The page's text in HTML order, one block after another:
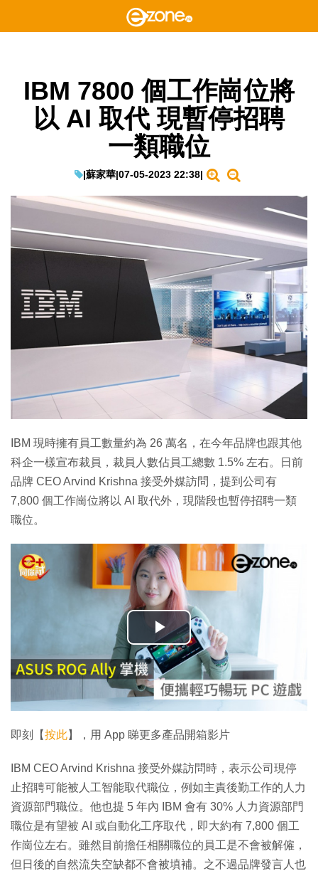
IBM 7800 個工作崗位將
以 AI 取代 現暫停招聘
一類職位
|蘇家華|07-05-2023 22:38|
IBM 現時擁有員工數量約為 26 萬名，在今年品牌也跟其他
科企一樣宣布裁員，裁員人數佔員工總數 1.5% 左右。日前
品牌 CEO Arvind Krishna 接受外媒訪問，提到公司有
7,800 個工作崗位將以 AI 取代外，現階段也暫停招聘一類
職位。
播
放
影
片
即刻【按此】，用 App 睇更多產品開箱影片
IBM CEO Arvind Krishna 接受外媒訪問時，表示公司現停
止招聘可能被人工智能取代職位，例如主責後勤工作的人力
資源部門職位。他也提 5 年內 IBM 會有 30% 人力資源部門
職位是有望被 AI 或自動化工序取代，即大約有 7,800 個工
作崗位左右。雖然目前擔任相關職位的員工是不會被解僱，
但日後的自然流失空缺都不會被填補。之不過品牌發言人也